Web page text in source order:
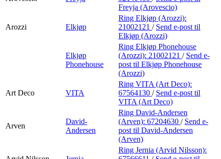
Freyja (Arovescio)
Arozzi Elkjøp
Ring Elkjøp (Arozzi):
21002121 / Send e-post til
Elkjøp (Arozzi)
Elkjøp
Phonehouse
Ring Elkjøp Phonehouse
(Arozzi): 21002121 / Send e-
post til Elkjøp Phonehouse
(Arozzi)
Art Deco VITA
Ring VITA (Art Deco):
67564130 / Send e-post til
VITA (Art Deco)
Arven
David-
Andersen
Ring David-Andersen
(Arven): 67204630 / Send e-
post til David-Andersen
(Arven)
Ring Jernia (Arvid Nilsson):